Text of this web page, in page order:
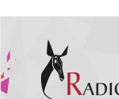
contenu
principal